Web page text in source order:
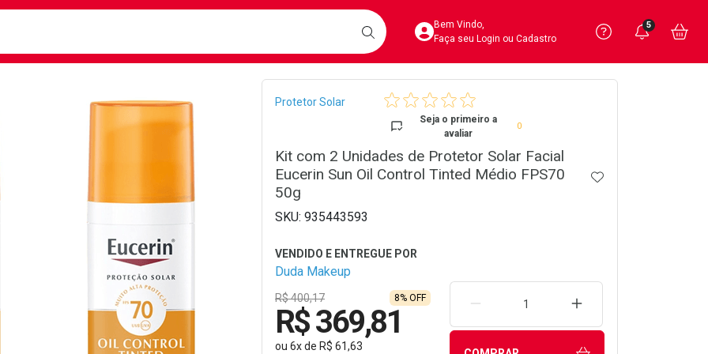
BUSCARAcesse sua Conta
Bem Vindo,
Faça seu Login ou Cadastro
Precisa
Ver Recursos
Você
5
Breadcrumb
Protetor Solar
Seja o primeiro a
avaliar
0
Kit com 2 Unidades de Protetor Solar Facial
Eucerin Sun Oil Control Tinted Médio FPS70
50g
ADICIONAR AOS
935443593
Duda Makeup
R$ 400,17 8% OFF
R$ 369,81
ou 6xde R$ 61,63
REMOVER UMA UNIDADEAUMENTAR UMA